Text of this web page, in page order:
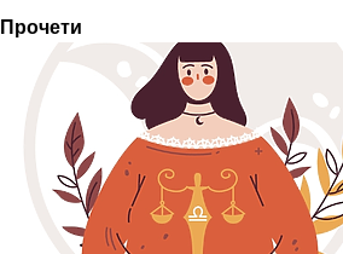
Прочети